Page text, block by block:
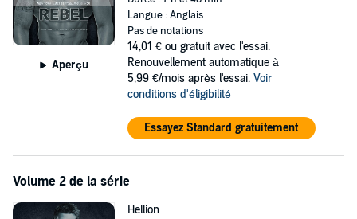
and when something's worth letting go.
©2013 Elle Casey (P)2017 Elle Casey
Aperçu
Langue : Anglais
Pas de notations
14,01 € ou gratuit avec l'essai.
Renouvellement automatique à
5,99 €/mois après l'essai. Voir
conditions d'éligibilité
Essayez Standard gratuitement
Volume 2 de la série
Hellion